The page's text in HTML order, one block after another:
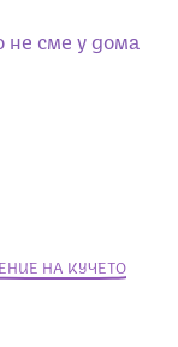
не сме у дома
НА КУЧЕТО